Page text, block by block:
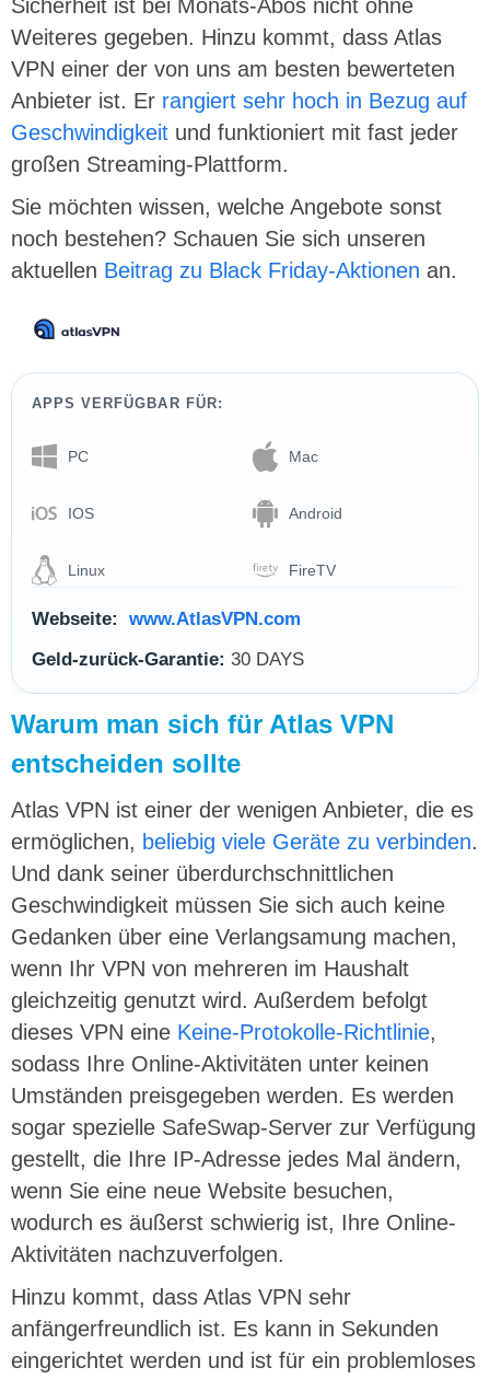
Sicherheit ist bei Monats-Abos nicht ohne
Weiteres gegeben. Hinzu kommt, dass Atlas
VPN einer der von uns am besten bewerteten
Anbieter ist. Er rangiert sehr hoch in Bezug auf
Geschwindigkeit und funktioniert mit fast jeder
großen Streaming-Plattform.
Sie möchten wissen, welche Angebote sonst
noch bestehen? Schauen Sie sich unseren
aktuellen Beitrag zu Black Friday-Aktionen an.
APPS VERFÜGBAR FÜR:
PC Mac
IOS Android
Linux FireTV
Webseite:
www.AtlasVPN.com
Geld-zurück-Garantie: 30 DAYS
Warum man sich für Atlas VPN
entscheiden sollte
Atlas VPN ist einer der wenigen Anbieter, die es
ermöglichen, beliebig viele Geräte zu verbinden.
Und dank seiner überdurchschnittlichen
Geschwindigkeit müssen Sie sich auch keine
Gedanken über eine Verlangsamung machen,
wenn Ihr VPN von mehreren im Haushalt
gleichzeitig genutzt wird. Außerdem befolgt
dieses VPN eine Keine-Protokolle-Richtlinie,
sodass Ihre Online-Aktivitäten unter keinen
Umständen preisgegeben werden. Es werden
sogar spezielle SafeSwap-Server zur Verfügung
gestellt, die Ihre IP-Adresse jedes Mal ändern,
wenn Sie eine neue Website besuchen,
wodurch es äußerst schwierig ist, Ihre Online-
Aktivitäten nachzuverfolgen.
Hinzu kommt, dass Atlas VPN sehr
anfängerfreundlich ist. Es kann in Sekunden
eingerichtet werden und ist für ein problemloses